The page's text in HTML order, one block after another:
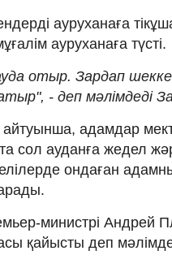
ауруханаға
ауруханаға түсті.
отыр. Зардап
- деп мәлімдеді
айтуынша, адамдар
сол ауданға жедел
ондаған
министрі Андрей
қайысты деп